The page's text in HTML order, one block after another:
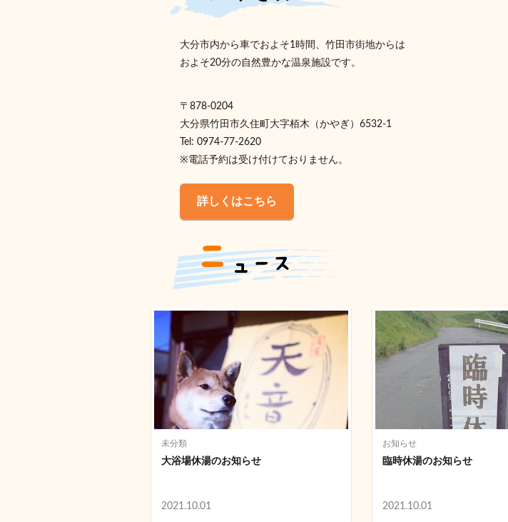
大分市内から車でおよそ1時間、竹田市街地からは
およそ20分の自然豊かな温泉施設です。
〒878-0204
大分県竹田市久住町大字栢木（かやぎ）6532-1
Tel: 0974-77-2620
※電話予約は受け付けておりません。
詳しくはこちら
未分類
大浴場休湯のお知らせ
2021.10.01
お知らせ
臨時休湯のお知らせ
2021.10.01